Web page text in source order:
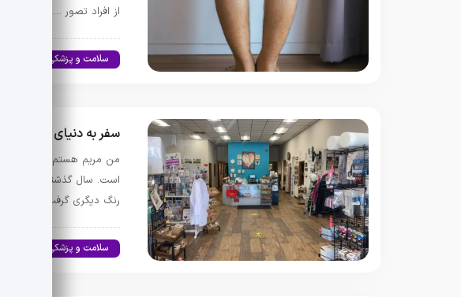
از افراد تصور …
سلامت و پزشکی
سفر به دنیای لوازم
من مریم هستم، و داستان
است. سال گذشته وقتی
رنگ دیگری گرفت. پزشکان …
سلامت و پزشکی